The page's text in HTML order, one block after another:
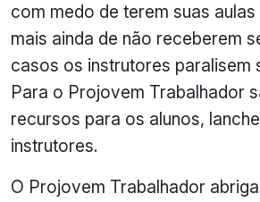
com medo de terem suas
mais ainda de não receberem
casos os instrutores paralisem
Para o Projovem Trabalhador
recursos para os alunos,
instrutores.
O Projovem Trabalhador